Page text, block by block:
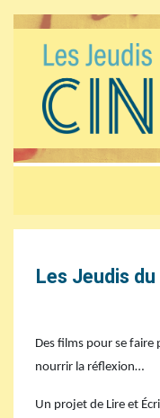
Les Jeudis
Des films pour se faire
nourrir la réflexion…
Un projet de Lire et